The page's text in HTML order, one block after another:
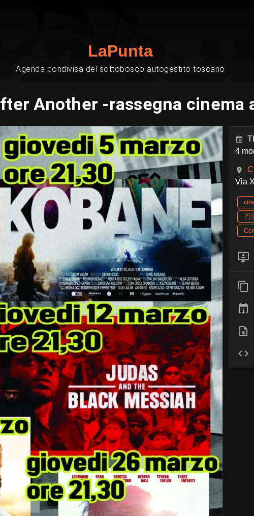
LaPunta
Agenda condivisa del sottobosco autogestito toscano
Another -rassegna cinema
4
Via
🇵🇸